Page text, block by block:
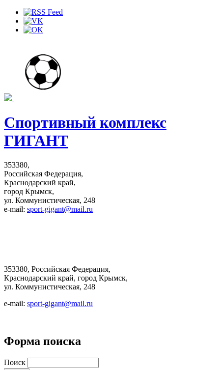
Спортивный комплекс
ГИГАНТ
353380,
Российская Федерация,
Краснодарский край,
город Крымск,
ул. Коммунистическая, 248
e-mail: sport-gigant@mail.ru
353380, Российская Федерация,
Краснодарский край, город Крымск,
ул. Коммунистическая, 248
e-mail: sport-gigant@mail.ru
Форма поиска
Поиск